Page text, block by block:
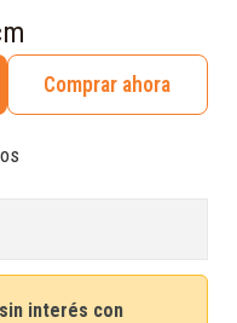
Comprar ahora
interés con